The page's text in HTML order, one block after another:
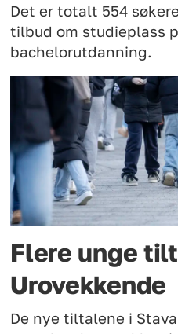
Det er totalt 554
tilbud om studieplass
bachelorutdanning.
Flere unge
Urovekkende
De nye tiltalene i